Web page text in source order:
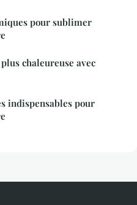
pour sublimer
chaleureuse avec
indispensables pour